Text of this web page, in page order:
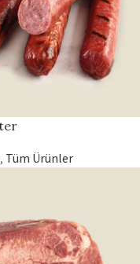
, Tüm Ürünler